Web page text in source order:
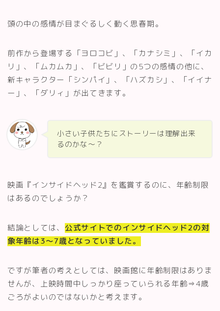
頭の中の感情が目まぐるしく動く思春期。
前作から登場する「ヨロコビ」、「カナシミ」、「イカ
リ」、「ムカムカ」、「ビビリ」の5つの感情の他に、
新キャラクター「シンパイ」、「ハズカシ」、「イイナ
ー」、「ダリィ」が出てきます。
小さい子供たちにストーリーは理解出来
るのかな～？
映画『インサイドヘッド2』を鑑賞するのに、年齢制限
はあるのでしょうか？
結論としては、 公式サイトでのインサイドヘッド2の対
象年齢は3～7歳となっていました。
ですが筆者の考えとしては、映画館に年齢制限はありま
せんが、上映時間中しっかり座っていられる年齢⇒4歳
ごろがよいのではないかと考えます。